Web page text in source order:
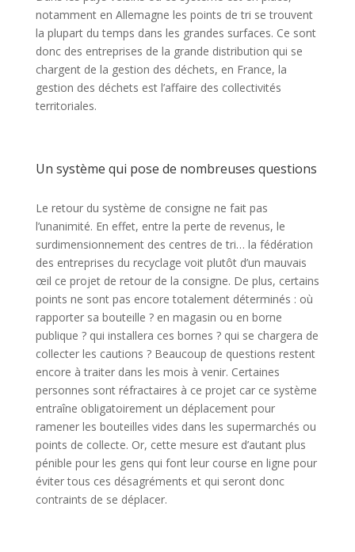
notamment en Allemagne les points de tri se trouvent
la plupart du temps dans les grandes surfaces. Ce sont
donc des entreprises de la grande distribution qui se
chargent de la gestion des déchets, en France, la
gestion des déchets est l’affaire des collectivités
territoriales.
Un système qui pose de nombreuses questions
Le retour du système de consigne ne fait pas
l’unanimité. En effet, entre la perte de revenus, le
surdimensionnement des centres de tri… la fédération
des entreprises du recyclage voit plutôt d’un mauvais
œil ce projet de retour de la consigne. De plus, certains
points ne sont pas encore totalement déterminés : où
rapporter sa bouteille ? en magasin ou en borne
publique ? qui installera ces bornes ? qui se chargera de
collecter les cautions ? Beaucoup de questions restent
encore à traiter dans les mois à venir. Certaines
personnes sont réfractaires à ce projet car ce système
entraîne obligatoirement un déplacement pour
ramener les bouteilles vides dans les supermarchés ou
points de collecte. Or, cette mesure est d’autant plus
pénible pour les gens qui font leur course en ligne pour
éviter tous ces désagréments et qui seront donc
contraints de se déplacer.